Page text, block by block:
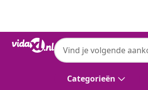
Categorieën